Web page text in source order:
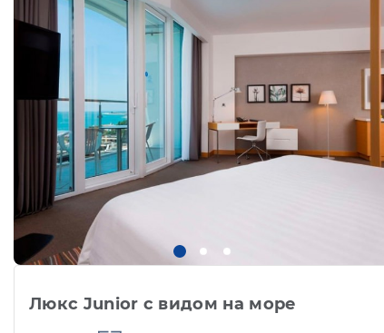
Люкс Junior с видом на море